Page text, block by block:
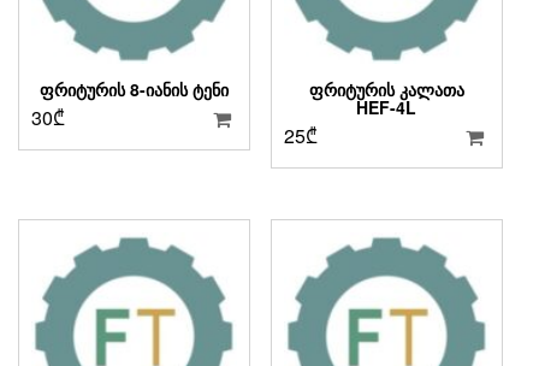
ᲤᲠᲘᲢᲣᲠᲘᲡ 8-ᲘᲐᲜᲘᲡ ᲢᲔᲜᲘ
30₾
ᲤᲠᲘᲢᲣᲠᲘᲡ ᲙᲐᲚᲐᲗᲐ
HEF-4L
25₾